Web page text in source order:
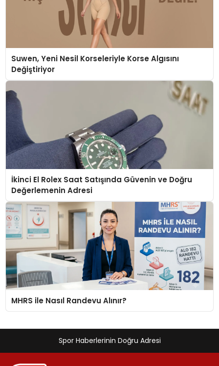
Suwen, Yeni Nesil Korseleriyle Korse Algısını
Değiştiriyor
İkinci El Rolex Saat Satışında Güvenin ve Doğru
Değerlemenin Adresi
MHRS ile Nasıl Randevu Alınır?
Spor Haberlerinin Doğru Adresi